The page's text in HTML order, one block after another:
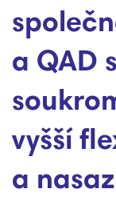
a QAD
vyšší
a